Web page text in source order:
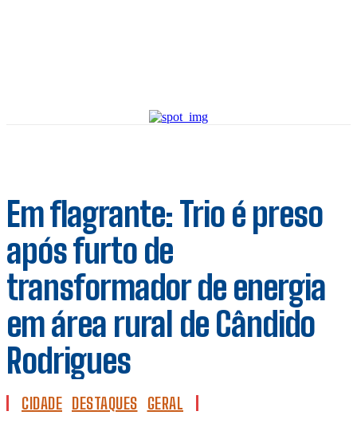
Em flagrante: Trio é preso
após furto de
transformador de energia
em área rural de Cândido
Rodrigues
CIDADE DESTAQUES GERAL